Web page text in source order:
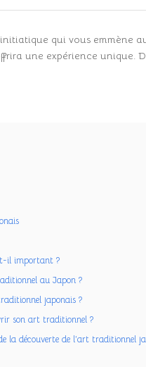
qui vous emmène
une expérience
il important ?
au Japon ?
japonais ?
son art traditionnel ?
la découverte de l’art traditionnel